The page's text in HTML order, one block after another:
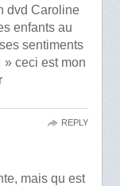
dvd Caroline
enfants au
sentiments
ceci est mon
mais qu est
REPLY